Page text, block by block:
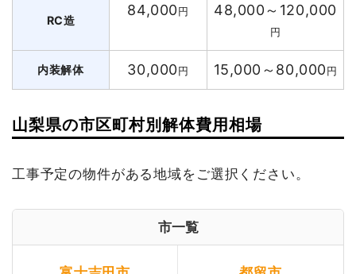
RC造
84,000円 48,000～120,000
円
内装解体 30,000円 15,000～80,000円
山梨県の市区町村別解体費用相場
工事予定の物件がある地域をご選択ください。
市一覧